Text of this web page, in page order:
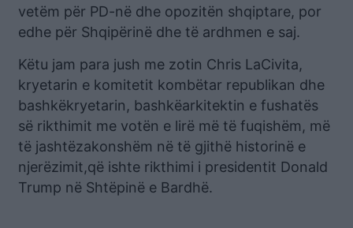
vetëm për PD-në dhe opozitën shqiptare, por
edhe për Shqipërinë dhe të ardhmen e saj.
Këtu jam para jush me zotin Chris LaCivita,
kryetarin e komitetit kombëtar republikan dhe
bashkëkryetarin, bashkëarkitektin e fushatës
së rikthimit me votën e lirë më të fuqishëm, më
të jashtëzakonshëm në të gjithë historinë e
njerëzimit,që ishte rikthimi i presidentit Donald
Trump në Shtëpinë e Bardhë.